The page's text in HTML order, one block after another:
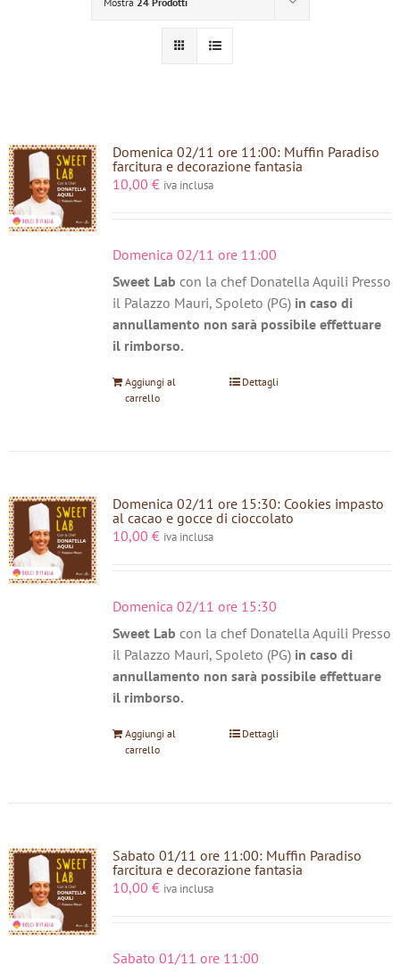
Domenica 02/11 ore 11:00: Muffin Paradiso
farcitura e decorazione fantasia
10,00 € iva inclusa
Domenica 02/11 ore 11:00
Sweet Lab con la chef Donatella Aquili Presso
il Palazzo Mauri, Spoleto (PG) in caso di
annullamento non sarà possibile effettuare
il rimborso.
Aggiungi al
carrello
Dettagli
Domenica 02/11 ore 15:30: Cookies impasto
al cacao e gocce di cioccolato
10,00 € iva inclusa
Domenica 02/11 ore 15:30
Sweet Lab con la chef Donatella Aquili Presso
il Palazzo Mauri, Spoleto (PG) in caso di
annullamento non sarà possibile effettuare
il rimborso.
Aggiungi al
carrello
Dettagli
Sabato 01/11 ore 11:00: Muffin Paradiso
farcitura e decorazione fantasia
10,00 € iva inclusa
Sabato 01/11 ore 11:00